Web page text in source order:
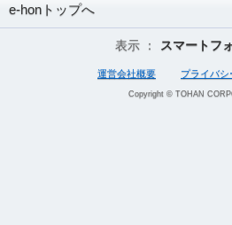
e-honトップへ
表示 ： スマートフ
運営会社概要 プライバシ
Copyright © TOHAN